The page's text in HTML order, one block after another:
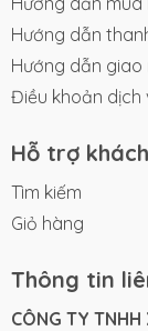
Hướng dẫn
Hướng dẫn giao
Điều khoản dịch
Hỗ trợ
Tìm kiếm
Giỏ hàng
Thông tin
CÔNG TY